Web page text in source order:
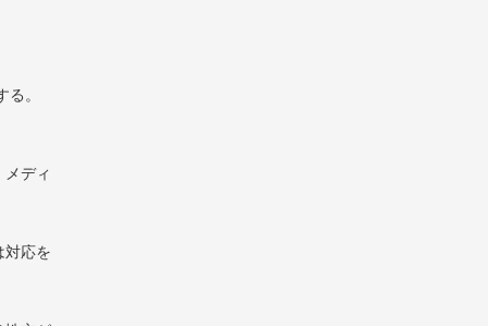
。
ディ
対応を